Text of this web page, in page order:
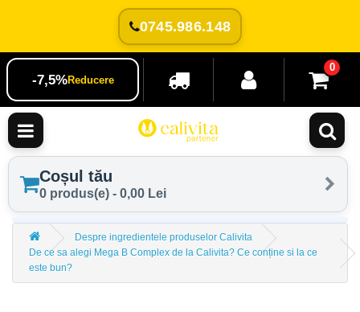
0745.986.148
-7,5%Reducere
0
Coșul tău
0 produs(e) - 0,00 Lei
Despre ingredientele produselor Calivita
De ce sa alegi Mega B Complex de la Calivita? Ce conține si la ce
este bun?